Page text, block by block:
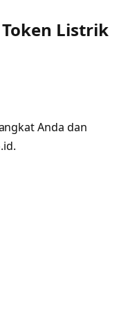
Listrik
Anda dan